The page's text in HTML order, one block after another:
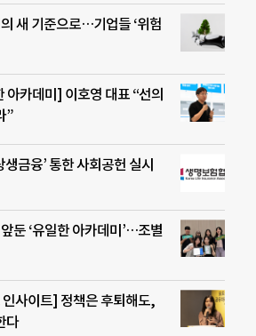
새 기준으로…기업들 ‘위험
아카데미] 이호영 대표 “선의
”
금융’ 통한 사회공헌 실시
둔 ‘유일한 아카데미’…조별
사이트] 정책은 후퇴해도,
다